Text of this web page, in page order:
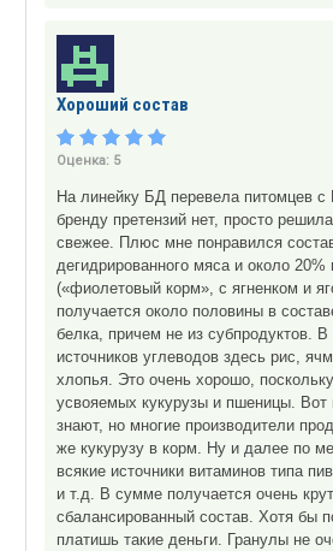
Хороший состав
Оценка: 5
На линейку БД перевела питомцев
бренду претензий нет, просто
свежее. Плюс мне понравился
дегидрированного мяса и около 20%
(«фиолетовый корм», с ягненком и
получается около половины в
белка, причем не из субпродуктов. В
источников углеводов здесь рис,
хлопья. Это очень хорошо,
усвояемых кукурузы и пшеницы. Вот
знают, но многие производители
же кукурузу в корм. Ну и далее по
всякие источники витаминов типа
и т.д. В сумме получается очень
сбалансированный состав. Хотя бы
платишь такие деньги. Гранулы не